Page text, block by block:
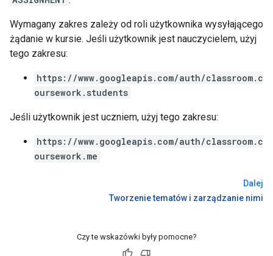
Wymagany zakres zależy od roli użytkownika wysyłającego
żądanie w kursie. Jeśli użytkownik jest nauczycielem, użyj
tego zakresu:
https://www.googleapis.com/auth/classroom.c
oursework.students
Jeśli użytkownik jest uczniem, użyj tego zakresu:
https://www.googleapis.com/auth/classroom.c
oursework.me
Dalej
Tworzenie tematów i zarządzanie nimi
Czy te wskazówki były pomocne?